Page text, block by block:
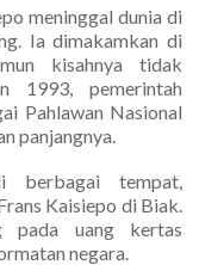
meninggal dunia di
Ia dimakamkan di
kisahnya tidak
1993, pemerintah
Pahlawan Nasional
panjangnya.
berbagai tempat,
Kaisiepo di Biak.
pada uang kertas
negara.